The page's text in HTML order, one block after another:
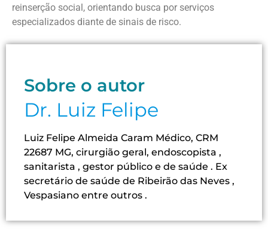
reinserção social, orientando busca por serviços
especializados diante de sinais de risco.
Sobre o autor
Dr. Luiz Felipe
Luiz Felipe Almeida Caram Médico, CRM
22687 MG, cirurgião geral, endoscopista ,
sanitarista , gestor público e de saúde . Ex
secretário de saúde de Ribeirão das Neves ,
Vespasiano entre outros .